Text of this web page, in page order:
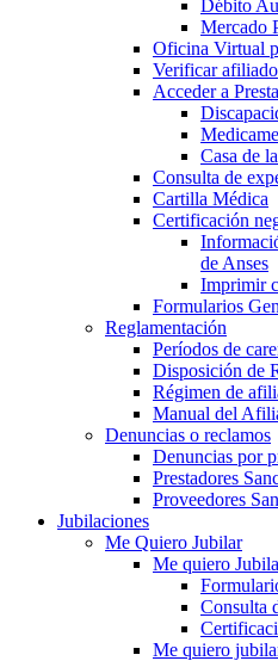
Débito
Mercado
Oficina Virtual
Verificar afiliado
Acceder a
Casa de
Consulta de
Cartilla Médica
Certificación
de Anses
Imprimir
Formularios
Reglamentación
Períodos de
Disposición de
Régimen de
Manual del
Denuncias o reclamos
Denuncias por
Prestadores
Proveedores
Jubilaciones
Me Quiero Jubilar
Me quiero
Consulta
Me quiero